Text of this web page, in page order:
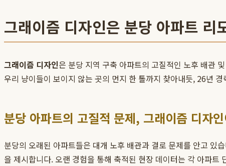
그래이즘 디자인은 분당 아파트 리
그래이즘 디자인은 분당 지역 구축 아파트의 고질적인 노후 배관
우리 냥이들이 보이지 않는 곳의 먼지 한 톨까지 찾아내듯, 26년
분당 아파트의 고질적 문제, 그래이즘 디자
분당의 오래된 아파트들은 대개 노후 배관과 결로 문제를 안고 있
을 제시합니다. 오랜 경험을 통해 축적된 현장 데이터는 각 아파